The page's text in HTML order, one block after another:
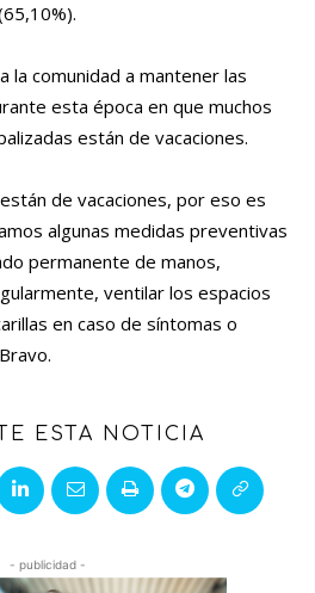
la comunidad a mantener las
esta época en que muchos
están de vacaciones.
de vacaciones, por eso es
algunas medidas preventivas
permanente de manos,
ventilar los espacios
en caso de síntomas o
ESTA NOTICIA
- publicidad -